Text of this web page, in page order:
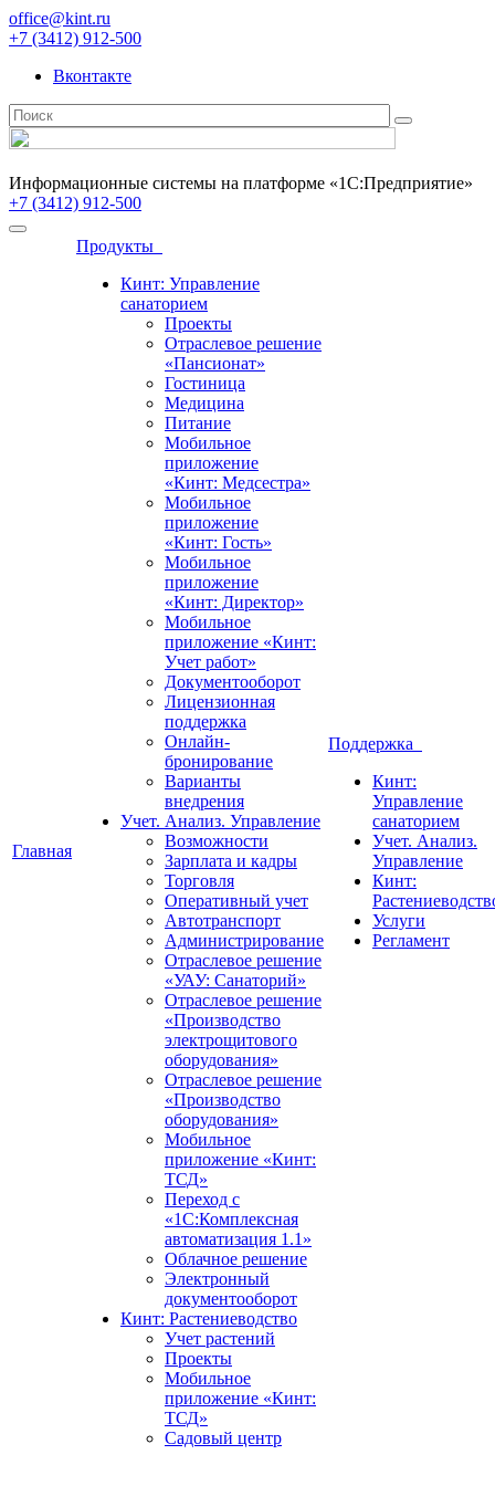
office@kint.ru
+7 (3412) 912-500
Вконтакте
Информационные системы на платформе «1С:Предприятие»
+7 (3412) 912-500
Главная
Продукты
Кинт: Управление
санаторием
Проекты
Отраслевое решение
«Пансионат»
Гостиница
Медицина
Питание
Мобильное
приложение
«Кинт: Медсестра»
Мобильное
приложение
«Кинт: Гость»
Мобильное
приложение
«Кинт: Директор»
Мобильное
приложение «Кинт:
Учет работ»
Документооборот
Лицензионная
поддержка
Онлайн-
бронирование
Варианты
внедрения
Учет. Анализ. Управление
Возможности
Зарплата и кадры
Торговля
Оперативный учет
Автотранспорт
Администрирование
Отраслевое решение
«УАУ: Санаторий»
Отраслевое решение
«Производство
электрощитового
оборудования»
Отраслевое решение
«Производство
оборудования»
Мобильное
приложение «Кинт:
ТСД»
Переход с
«1С:Комплексная
автоматизация 1.1»
Облачное решение
Электронный
документооборот
Кинт: Растениеводство
Учет растений
Проекты
Мобильное
приложение «Кинт:
ТСД»
Садовый центр
Поддержка
Кинт:
Управление
санаторием
Учет. Анализ.
Управление
Кинт:
Услуги
Регламент